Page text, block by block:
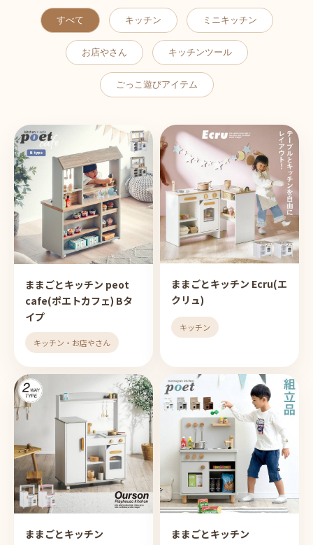
すべて キッチン ミニキッチン
お店やさん キッチンツール
ごっこ遊びアイテム
ままごとキッチン peot
cafe(ポエトカフェ) Bタ
イプ
キッチン・お店やさん
ままごとキッチン Ecru(エ
クリュ)
キッチン
ままごとキッチン
ままごとキッチン